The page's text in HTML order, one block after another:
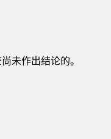
未作出结论的。